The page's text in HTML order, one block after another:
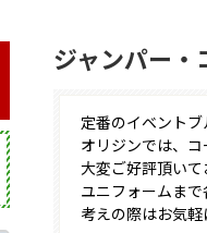
ジャンパー・
定番のイベント
オリジンでは、
大変ご好評頂い
ユニフォームま
考えの際はお気